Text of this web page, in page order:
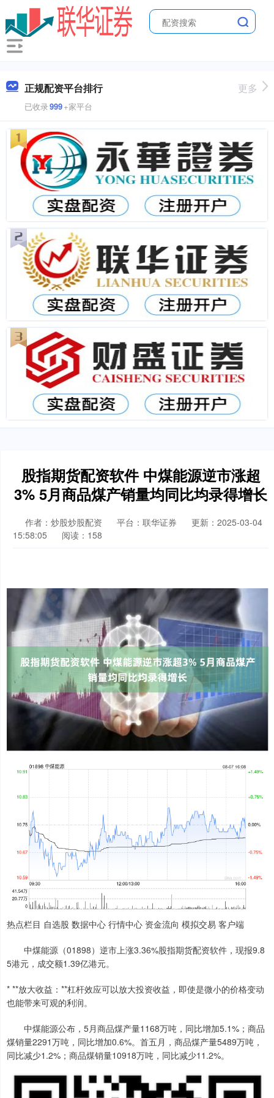
正规配资平台排行
已收录999+家平台
更多
股指期货配资软件 中煤能源逆市涨超
3% 5月商品煤产销量均同比均录得增长
作者：炒股炒股配资 平台：联华证券
更新：2025-03-04
15:58:05
阅读：158
热点栏目 自选股 数据中心 行情中心 资金流向 模拟交易 客户端
中煤能源（01898）逆市上涨3.36%股指期货配资软件，现报9.8
5港元，成交额1.39亿港元。
* **放大收益：**杠杆效应可以放大投资收益，即使是微小的价格变动
也能带来可观的利润。
中煤能源公布，5月商品煤产量1168万吨，同比增加5.1%；商品
煤销量2291万吨，同比增加0.6%。首五月，商品煤产量5489万吨，
同比减少1.2%；商品煤销量10918万吨，同比减少11.2%。